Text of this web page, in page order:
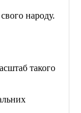
народу.
такого